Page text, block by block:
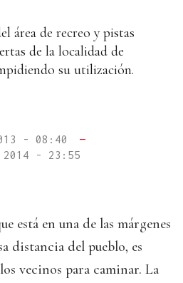
área de recreo y pistas
de la localidad de
su utilización.
- 08:40
—
2014 - 23:55
está en una de las márgenes
distancia del pueblo, es
vecinos para caminar. La